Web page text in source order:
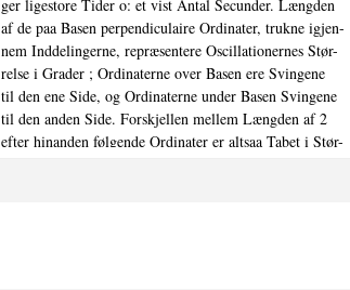
ger ligestore Tider o: et vist Antal Secunder. Længden
af de paa Basen perpendiculaire Ordinater, trukne igjen-
nem Inddelingerne, repræsentere Oscillationernes Stør-
relse i Grader ; Ordinaterne over Basen ere Svingene
til den ene Side, og Ordinaterne under Basen Svingene
til den anden Side. Forskjellen mellem Længden af 2
efter hinanden følgende Ordinater er altsaa Tabet i Stør-